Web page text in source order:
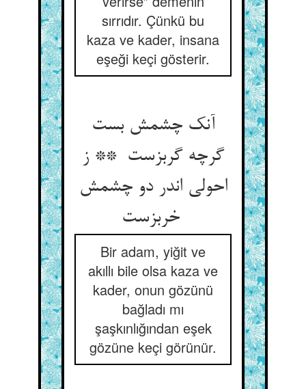
sırrıdır. Çünkü bu
kaza ve kader, insana
eşeği keçi gösterir.
آنک چشمش بست
گرچه گربزست ** ز
احولی اندر دو چشمش
خربزست
Bir adam, yiğit ve
akıllı bile olsa kaza ve
kader, onun gözünü
bağladı mı
şaşkınlığından eşek
gözüne keçi görünür.